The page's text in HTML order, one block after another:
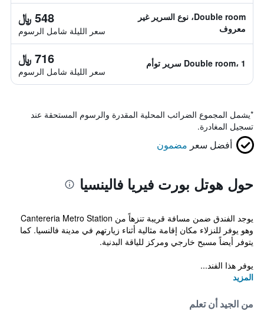
Double room، نوع السرير غير
معروف
548 ﷼
سعر الليلة شامل الرسوم
Double room، 1 سرير توأم 716 ﷼
سعر الليلة شامل الرسوم
*يشمل المجموع الضرائب المحلية المقدرة والرسوم المستحقة عند
تسجيل المغادرة.
أفضل سعر مضمون
حول هوتل بورت فيريا فالينسيا
يوجد الفندق ضمن مسافة قريبة تنزهاً من Cantereria Metro Station
وهو يوفر للنزلاء مكان إقامة مثالية أثناء زيارتهم في مدينة فالنسيا. كما
يتوفر أيضاً مسبح خارجي ومركز للياقة البدنية.
يوفر هذا الفند...
المزيد
من الجيد أن تعلم